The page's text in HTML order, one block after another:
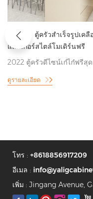
ใหม่
ตู้ครัวสำเร็จรูปเคลื
แลคเกอร์สไตล์โมเดิร์นฟรี
2022 ตู้ครัวดีไซน์เก๋ไก๋ฟรีสุ
ดูรายละเอียด
โทร : +8618856917209
อีเมล :
เพิ่ม : Jingang Avenue,